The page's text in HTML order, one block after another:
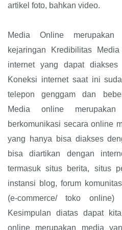
artikel foto, bahkan video.
Media Online
kejaringan Kredibilitas
internet yang dapat
Koneksi internet saat ini
telepon genggam dan
Media online
berkomunikasi secara online
yang hanya bisa diakses
bisa diartikan dengan
termasuk situs berita, situs
instansi blog, forum
(e-commerce/ toko
Kesimpulan diatas dapat
online merupakan media